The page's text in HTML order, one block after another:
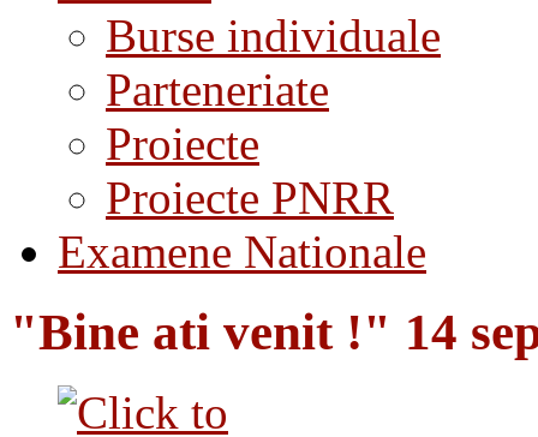
Burse individuale
Parteneriate
Proiecte
Proiecte PNRR
Examene Nationale
"Bine ati venit !" 14